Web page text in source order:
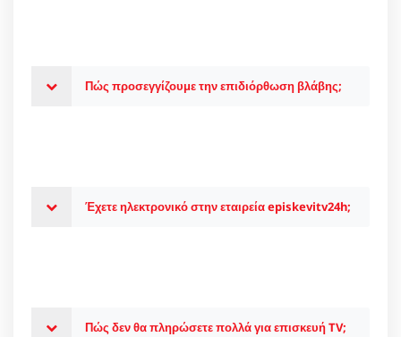
Πώς προσεγγίζουμε την επιδιόρθωση βλάβης;
Έχετε ηλεκτρονικό στην εταιρεία episkevitv24h;
Πώς δεν θα πληρώσετε πολλά για επισκευή TV;